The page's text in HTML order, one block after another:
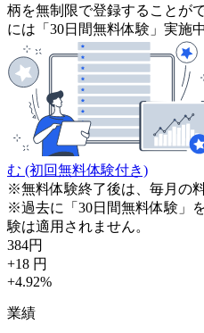
柄を無制限で登録することが
には「30日間無料体験」実施中
む (初回無料体験付き)
※無料体験終了後は、毎月の
※過去に「30日間無料体験」
験は適用されません。
384円
+18 円
+4.92%
業績